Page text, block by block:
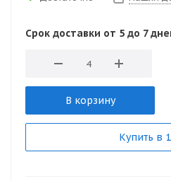
Срок доставки от 5 до 7
В корзину
Купить в